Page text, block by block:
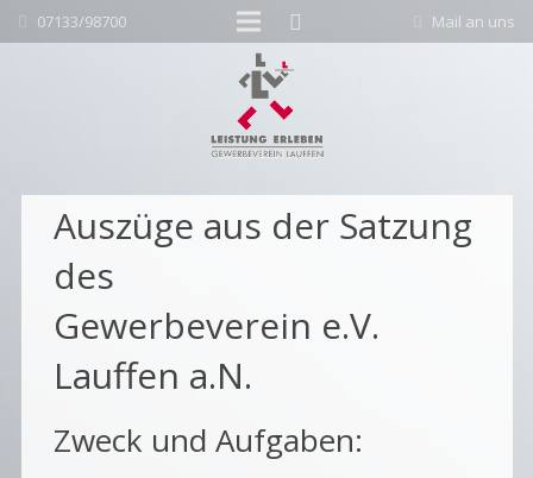
07133/98700 Mail an uns
Auszüge aus der Satzung
des
Gewerbeverein e.V.
Lauffen a.N.
Zweck und Aufgaben: